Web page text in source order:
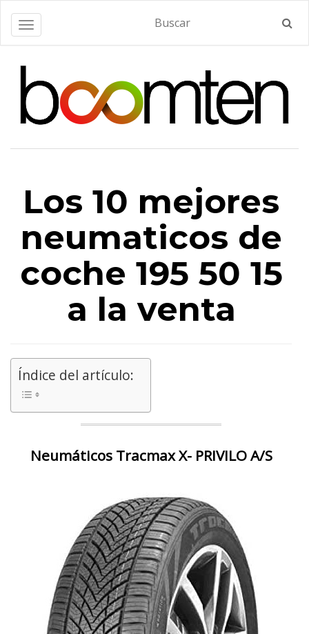
Alternar navegación
Los 10 mejores
neumaticos de
coche 195 50 15
a la venta
Índice del artículo:
Neumáticos Tracmax X- PRIVILO A/S